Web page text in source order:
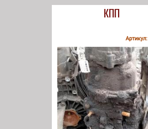
КПП
Артикул: